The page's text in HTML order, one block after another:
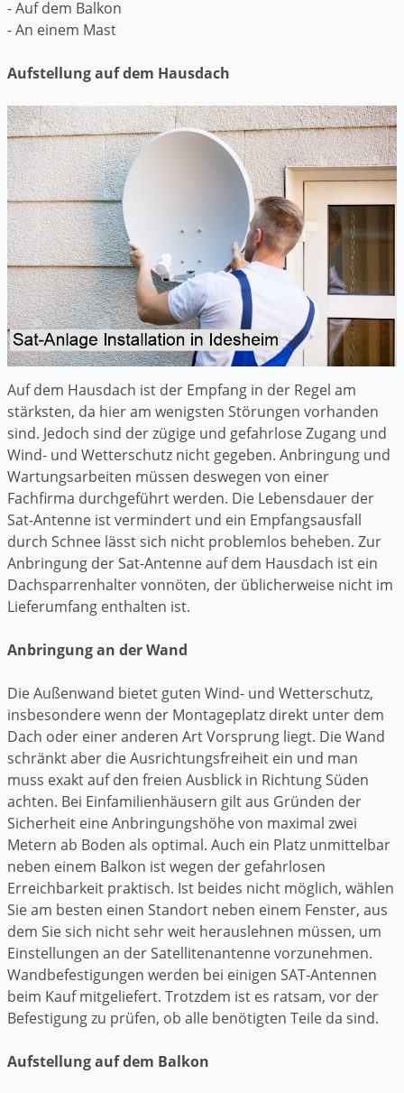
- Auf dem Balkon
- An einem Mast
Aufstellung auf dem Hausdach
Auf dem Hausdach ist der Empfang in der Regel am
stärksten, da hier am wenigsten Störungen vorhanden
sind. Jedoch sind der zügige und gefahrlose Zugang und
Wind- und Wetterschutz nicht gegeben. Anbringung und
Wartungsarbeiten müssen deswegen von einer
Fachfirma durchgeführt werden. Die Lebensdauer der
Sat-Antenne ist vermindert und ein Empfangsausfall
durch Schnee lässt sich nicht problemlos beheben. Zur
Anbringung der Sat-Antenne auf dem Hausdach ist ein
Dachsparrenhalter vonnöten, der üblicherweise nicht im
Lieferumfang enthalten ist.
Anbringung an der Wand
Die Außenwand bietet guten Wind- und Wetterschutz,
insbesondere wenn der Montageplatz direkt unter dem
Dach oder einer anderen Art Vorsprung liegt. Die Wand
schränkt aber die Ausrichtungsfreiheit ein und man
muss exakt auf den freien Ausblick in Richtung Süden
achten. Bei Einfamilienhäusern gilt aus Gründen der
Sicherheit eine Anbringungshöhe von maximal zwei
Metern ab Boden als optimal. Auch ein Platz unmittelbar
neben einem Balkon ist wegen der gefahrlosen
Erreichbarkeit praktisch. Ist beides nicht möglich, wählen
Sie am besten einen Standort neben einem Fenster, aus
dem Sie sich nicht sehr weit herauslehnen müssen, um
Einstellungen an der Satellitenantenne vorzunehmen.
Wandbefestigungen werden bei einigen SAT-Antennen
beim Kauf mitgeliefert. Trotzdem ist es ratsam, vor der
Befestigung zu prüfen, ob alle benötigten Teile da sind.
Aufstellung auf dem Balkon